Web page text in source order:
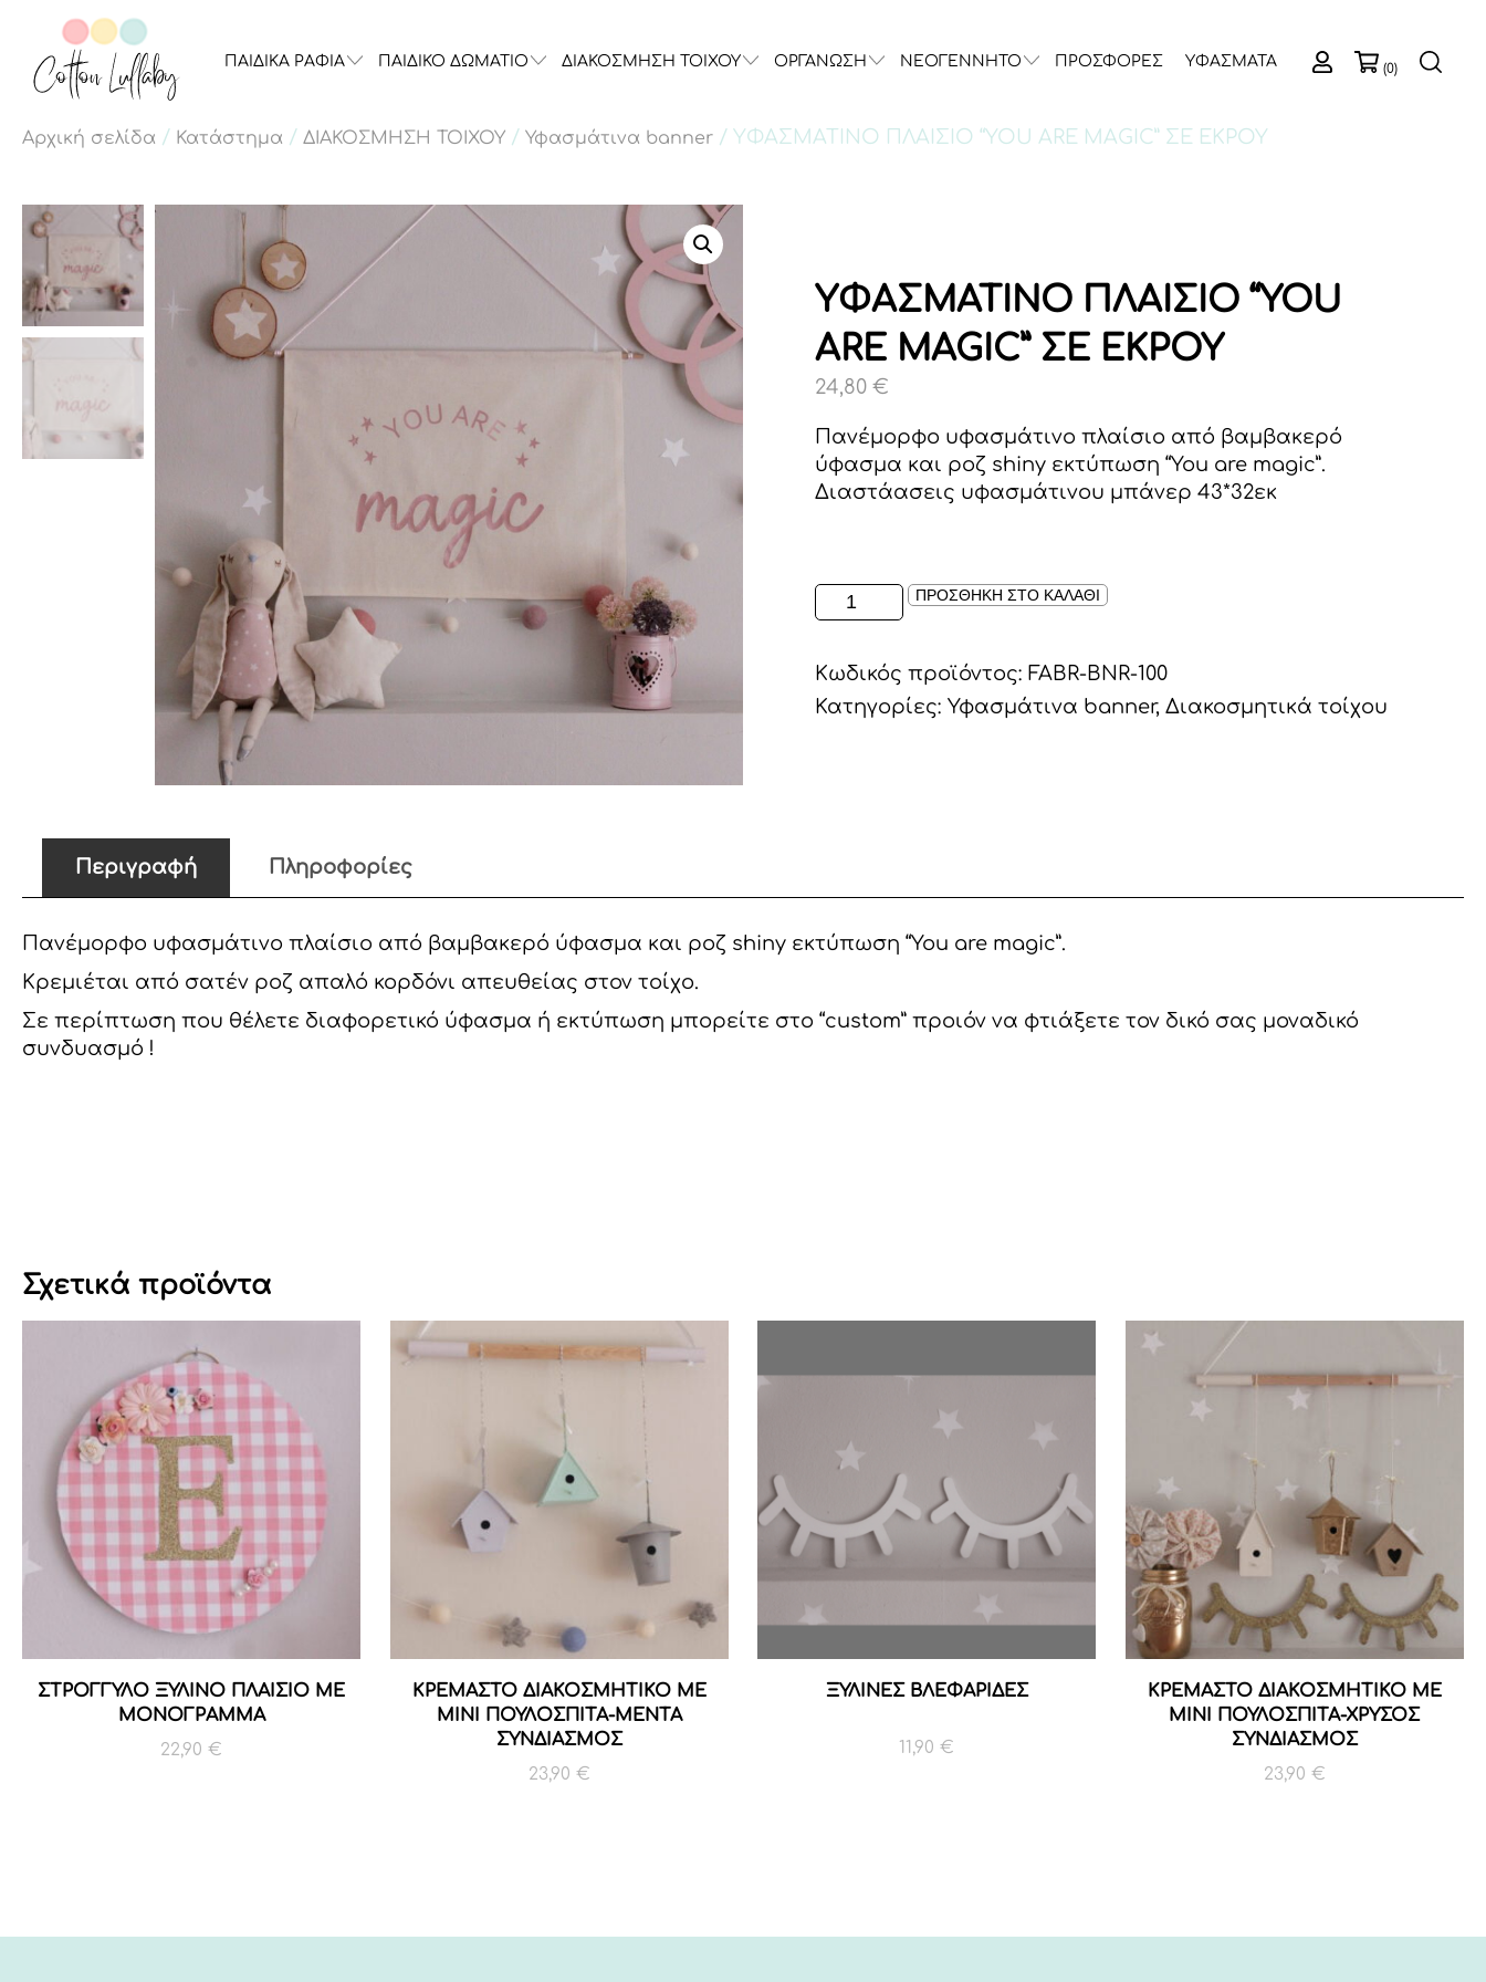
ΠΑΙΔΙΚΑ ΡΑΦΙΑ ΠΑΙΔΙΚΟ ΔΩΜΑΤΙΟ ΔΙΑΚΟΣΜΗΣΗ ΤΟΙΧΟΥ ΟΡΓΑΝΩΣΗ ΝΕΟΓΕΝΝΗΤΟ ΠΡΟΣΦΟΡΕΣ ΥΦΑΣΜΑΤΑ (0)
Αρχική σελίδα / Κατάστημα / ΔΙΑΚΟΣΜΗΣΗ ΤΟΙΧΟΥ / Υφασμάτινα banner / ΥΦΑΣΜΑΤΙΝΟ ΠΛΑΙΣΙΟ “YOU ARE MAGIC” ΣΕ ΕΚΡΟΥ
ΥΦΑΣΜΑΤΙΝΟ ΠΛΑΙΣΙΟ “YOU
ARE MAGIC” ΣΕ ΕΚΡΟΥ
24,80€
Πανέμορφο υφασμάτινο πλαίσιο από βαμβακερό
ύφασμα και ροζ shiny εκτύπωση “You are magic”.
Διαστάασεις υφασμάτινου μπάνερ 43*32εκ
ΥΦΑΣΜΑΤΙΝΟ
ΠΛΑΙΣΙΟ
ARE
MAGIC"
ΠΡΟΣΘΗΚΗ ΣΤΟ ΚΑΛΑΘΙ
Κωδικός προϊόντος:FABR-BNR-100
Κατηγορίες:Υφασμάτινα banner,Διακοσμητικά τοίχου
Περιγραφή Πληροφορίες
Πανέμορφο υφασμάτινο πλαίσιο από βαμβακερό ύφασμα και ροζ shiny εκτύπωση “You are magic”.
Κρεμιέται από σατέν ροζ απαλό κορδόνι απευθείας στον τοίχο.
Σε περίπτωση που θέλετε διαφορετικό ύφασμα ή εκτύπωση μπορείτε στο “custom” προιόν να φτιάξετε τον δικό σας μοναδικό
συνδυασμό !
Σχετικά προϊόντα
ΣΤΡΟΓΓΥΛΟ ΞΥΛΙΝΟ ΠΛΑΙΣΙΟ ΜΕ
MONOΓΡΑΜΜΑ
22,90 €
ΚΡΕΜΑΣΤΟ ΔΙΑΚΟΣΜΗΤΙΚΟ ΜΕ
ΜΙΝΙ ΠΟΥΛΟΣΠΙΤΑ-ΜΕΝΤΑ
ΣΥΝΔΙΑΣΜΟΣ
23,90 €
ΞΥΛΙΝΕΣ ΒΛΕΦΑΡΙΔΕΣ
11,90€
ΚΡΕΜΑΣΤΟ ΔΙΑΚΟΣΜΗΤΙΚΟ ΜΕ
ΜΙΝΙ ΠΟΥΛΟΣΠΙΤΑ-ΧΡΥΣΟΣ
ΣΥΝΔΙΑΣΜΟΣ
23,90 €